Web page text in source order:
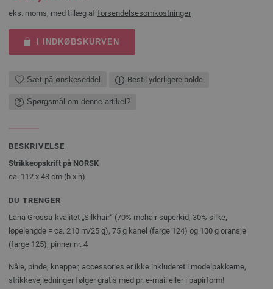
eks. moms, med tillæg af forsendelsesomkostninger
I INDKØBSKURVEN
Sæt på ønskeseddel Bestil yderligere bolde
Spørgsmål om denne artikel?
BESKRIVELSE
Strikkeopskrift på NORSK
ca. 112 x 48 cm (b x h)
DU TRENGER
Lana Grossa-kvalitet „Silkhair“ (70% mohair superkid, 30% silke,
løpelengde = ca. 210 m/25 g), 75 g kanel (farge 124) og 100 g oransje
(farge 125); pinner nr. 4
Nåle, pinde, knapper, accessories er ikke inkluderet i modelpakkerne,
strikkevejledninger følger gratis med pr. e-mail eller i papirform!